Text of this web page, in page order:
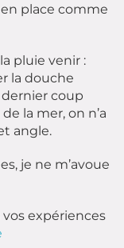
place comme
pluie venir :
la douche
coup
la mer, on n’a
angle.
je ne m’avoue
expériences